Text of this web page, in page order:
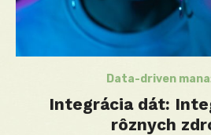
Data-driven
Integrácia dát:
rôznych